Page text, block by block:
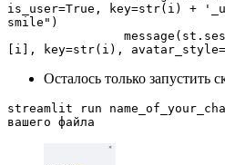
is_user=True, key=str(i) +
smile")
[i], key=str(i),
Осталось только запустить
streamlit run
вашего файла